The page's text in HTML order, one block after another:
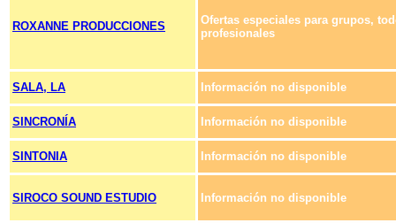
ROXANNE PRODUCCIONES
Ofertas especiales para grupos,
profesionales
SALA, LA Información no disponible
SINCRONÍA Información no disponible
SINTONIA Información no disponible
SIROCO SOUND ESTUDIO Información no disponible